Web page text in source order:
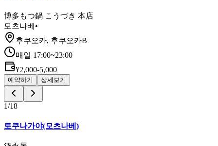
博多もつ鍋 こうづき 本店
모츠나베 •
후쿠오카, 후쿠오카B
매일 17:00~23:00
¥2,000-5,000
예약하기 상세보기
1/18
토쿠나가야(모츠나베)